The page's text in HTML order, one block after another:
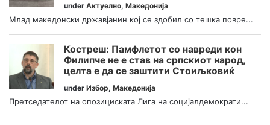
under Актуелно, Македонија
Млад македонски државјанин кој се здобил со тешка повре...
Костреш: Памфлетот со навреди кон
Филипче не е став на српскиот народ,
целта е да се заштити Стоиљковиќ
under Избор, Македонија
Претседателот на опозициската Лига на социјалдемократи...